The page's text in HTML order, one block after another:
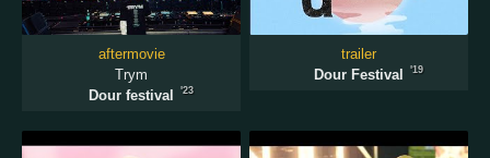
aftermovie
Trym
Dour festival
'23
trailer
Dour Festival
'19